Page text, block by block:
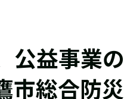
公益事業の
市総合防災